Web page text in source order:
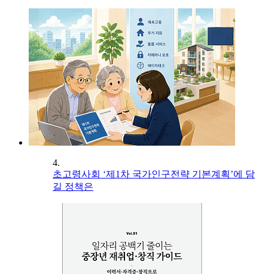
4.
초고령사회 ‘제1차 국가인구전략 기본계획’에 담
길 정책은